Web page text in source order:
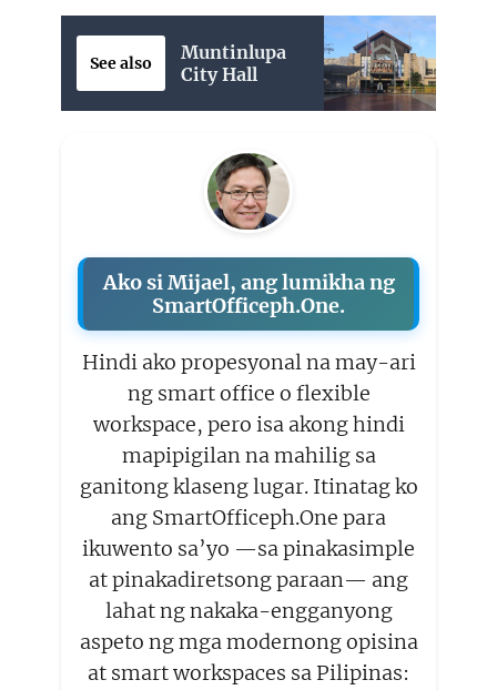
See also
Muntinlupa
City Hall
Ako si Mijael, ang lumikha ng
SmartOfficeph.One.
Hindi ako propesyonal na may-ari
ng smart office o flexible
workspace, pero isa akong hindi
mapipigilan na mahilig sa
ganitong klaseng lugar. Itinatag ko
ang SmartOfficeph.One para
ikuwento sa’yo —sa pinakasimple
at pinakadiretsong paraan— ang
lahat ng nakaka-engganyong
aspeto ng mga modernong opisina
at smart workspaces sa Pilipinas: